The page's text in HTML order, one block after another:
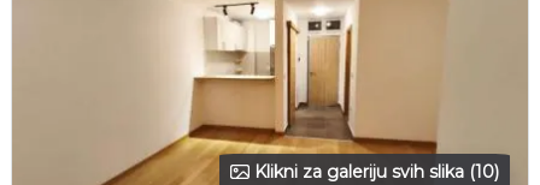
Klikni za galeriju svih slika (10)